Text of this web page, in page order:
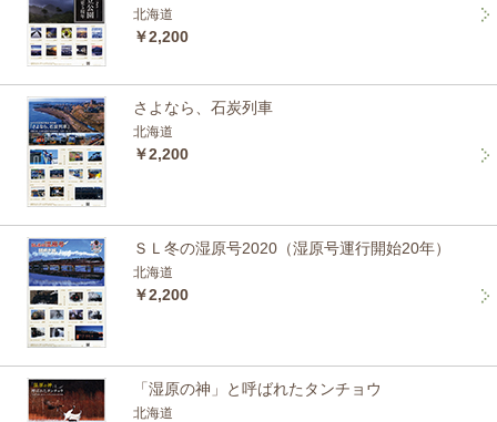
北海道
￥2,200
さよなら、石炭列車
北海道
￥2,200
ＳＬ冬の湿原号2020（湿原号運行開始20年）
北海道
￥2,200
「湿原の神」と呼ばれたタンチョウ
北海道